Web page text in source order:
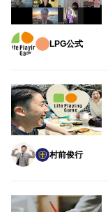
LPG公式
村前俊行